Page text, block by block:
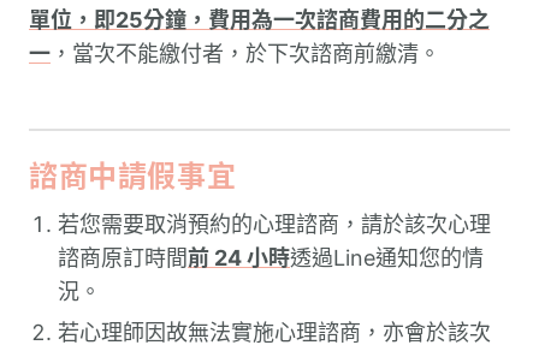
單位，即25分鐘，費用為一次諮商費用的二分之
一 ，當次不能繳付者，於下次諮商前繳清。
諮商中請假事宜
若您需要取消預約的心理諮商，請於該次心理
諮商原訂時間前 24 小時透過Line通知您的情
況。
若心理師因故無法實施心理諮商，亦會於該次